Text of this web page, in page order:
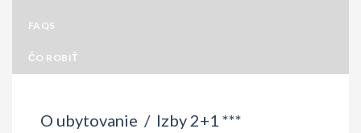
FAQS
ČO ROBIŤ
O ubytovanie / Izby 2+1 ***